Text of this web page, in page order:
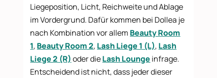
Liegeposition, Licht, Reichweite und Ablage
im Vordergrund. Dafür kommen bei Dollea je
nach Kombination vor allem Beauty Room
1, Beauty Room 2, Lash Liege 1 (L), Lash
Liege 2 (R)oder dieLash Lounge infrage.
Entscheidend ist nicht, dass jeder dieser